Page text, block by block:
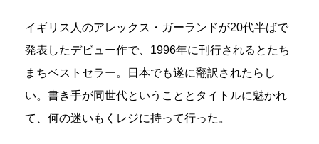
イギリス人のアレックス・ガーランドが20代半ばで
発表したデビュー作で、1996年に刊行されるとたち
まちベストセラー。日本でも遂に翻訳されたらし
い。書き手が同世代ということとタイトルに魅かれ
て、何の迷いもくレジに持って行った。